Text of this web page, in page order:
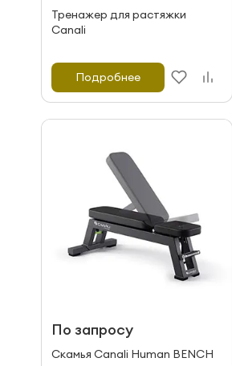
Тренажер для растяжки
Canali
Подробнее
По запросу
Скамья Canali Human BENCH